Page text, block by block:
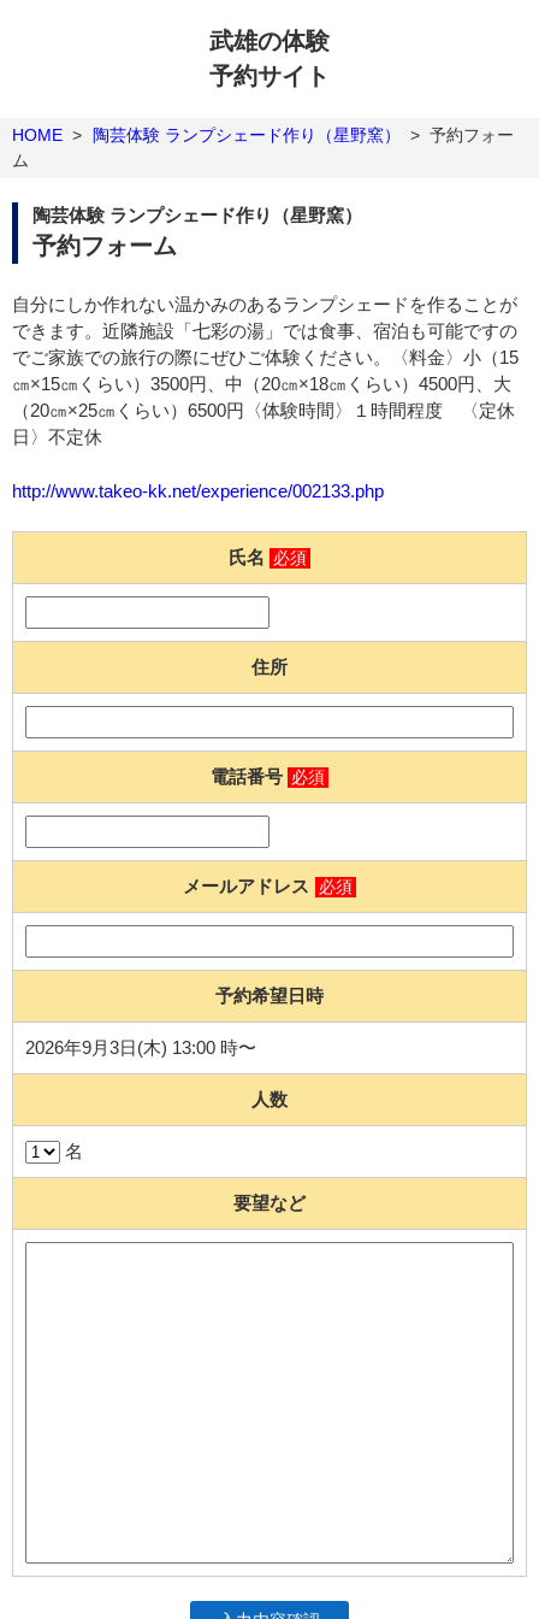
武雄の体験
予約サイト
HOME > 陶芸体験 ランプシェード作り（星野窯） > 予約フォー
ム
陶芸体験 ランプシェード作り（星野窯）
予約フォーム
自分にしか作れない温かみのあるランプシェードを作ることが
できます。近隣施設「七彩の湯」では食事、宿泊も可能ですの
でご家族での旅行の際にぜひご体験ください。〈料金〉小（15
㎝×15㎝くらい）3500円、中（20㎝×18㎝くらい）4500円、大
（20㎝×25㎝くらい）6500円〈体験時間〉１時間程度 〈定休
日〉不定休
http://www.takeo-kk.net/experience/002133.php
氏名 必須
住所
電話番号 必須
メールアドレス 必須
予約希望日時
2026年9月3日(木) 13:00 時〜
人数
名
要望など